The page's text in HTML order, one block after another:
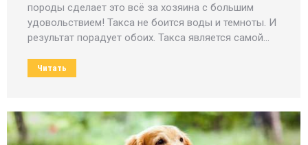
породы сделает это всё за хозяина с большим
удовольствием! Такса не боится воды и темноты. И
результат порадует обоих. Такса является самой…
Читать